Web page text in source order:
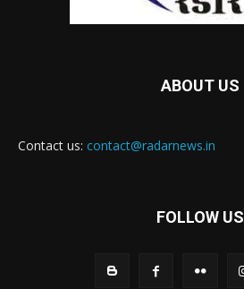
ABOUT US
Contact us: contact@radarnews.in
FOLLOW US